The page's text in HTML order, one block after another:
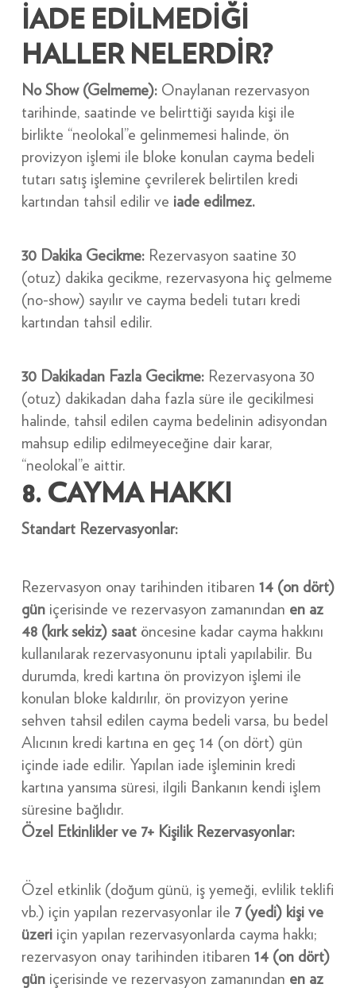
İADE EDİLMEDİĞİ
HALLER NELERDİR?
No Show (Gelmeme):Onaylanan rezervasyon
tarihinde, saatinde ve belirttiği sayıda kişi ile
birlikte “neolokal”e gelinmemesi halinde, ön
provizyon işlemi ile bloke konulan cayma bedeli
tutarı satış işlemine çevrilerek belirtilen kredi
kartından tahsil edilir ve iade edilmez.
30 Dakika Gecikme:Rezervasyon saatine 30
(otuz) dakika gecikme, rezervasyona hiç gelmeme
(no-show) sayılır ve cayma bedeli tutarı kredi
kartından tahsil edilir.
30 Dakikadan Fazla Gecikme:Rezervasyona 30
(otuz) dakikadan daha fazla süre ile gecikilmesi
halinde, tahsil edilen cayma bedelinin adisyondan
mahsup edilip edilmeyeceğine dair karar,
“neolokal”e aittir.
8. CAYMA HAKKI
Standart Rezervasyonlar:
Rezervasyon onay tarihinden itibaren 14 (on dört)
güniçerisinde ve rezervasyon zamanından en az
48 (kırk sekiz) saatöncesine kadar cayma hakkını
kullanılarak rezervasyonunu iptali yapılabilir. Bu
durumda, kredi kartına ön provizyon işlemi ile
konulan bloke kaldırılır, ön provizyon yerine
sehven tahsil edilen cayma bedeli varsa, bu bedel
Alıcının kredi kartına en geç 14 (on dört) gün
içinde iade edilir. Yapılan iade işleminin kredi
kartına yansıma süresi, ilgili Bankanın kendi işlem
süresine bağlıdır.
Özel Etkinlikler ve 7+ Kişilik Rezervasyonlar:
Özel etkinlik (doğum günü, iş yemeği, evlilik teklifi
vb.) için yapılan rezervasyonlar ile 7 (yedi) kişi ve
üzeriiçin yapılan rezervasyonlarda cayma hakkı;
rezervasyon onay tarihinden itibaren 14 (on dört)
güniçerisinde ve rezervasyon zamanından en az